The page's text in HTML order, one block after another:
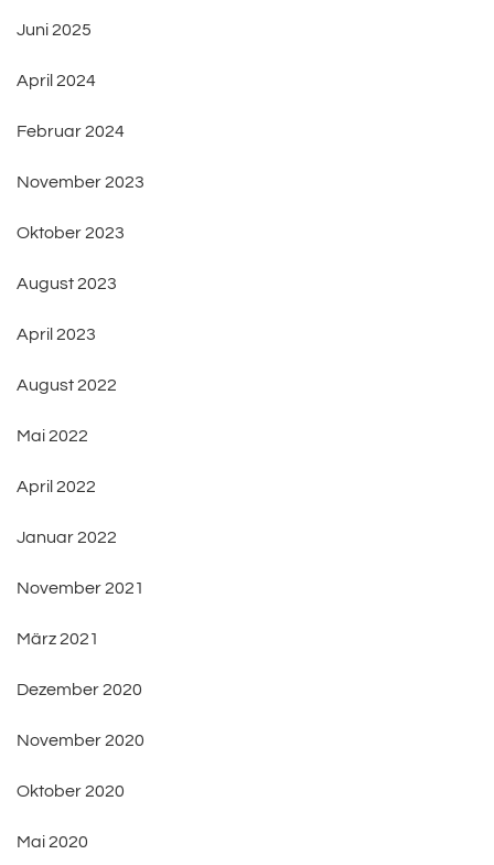
Juni 2025
April 2024
Februar 2024
November 2023
Oktober 2023
August 2023
April 2023
August 2022
Mai 2022
April 2022
Januar 2022
November 2021
März 2021
Dezember 2020
November 2020
Oktober 2020
Mai 2020